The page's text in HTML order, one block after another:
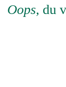
Oops, du